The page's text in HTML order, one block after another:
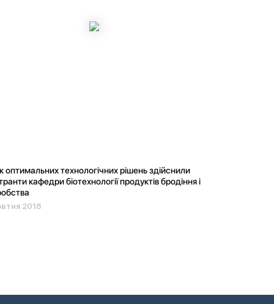
оптимальних технологічних рішень здійснили
кафедри біотехнології продуктів бродіння і
2018